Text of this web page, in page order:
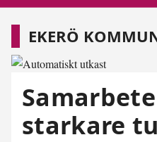
Ekerö
EKERÖ
starkare